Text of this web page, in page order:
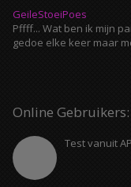
GeileStoeiPoes
Pffff... Wat ben ik mijn
gedoe elke keer maar
Online Gebruikers:
Test vanuit